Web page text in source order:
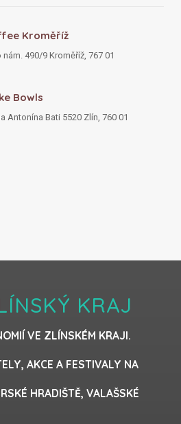
Kroměříž
490/9 Kroměříž, 767 01
Bowls
Antonína Bati 5520 Zlín, 760 01
KRAJ
VE ZLÍNSKÉM KRAJI.
AKCE A FESTIVALY NA
HRADIŠTĚ, VALAŠSKÉ